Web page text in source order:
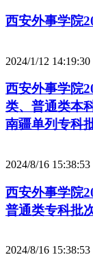
西安外事学院
2024/1/12 14:19:30
西安外事学院
类、普通类本
南疆单列专科
2024/8/16 15:38:53
西安外事学院
普通类专科批
2024/8/16 15:38:53